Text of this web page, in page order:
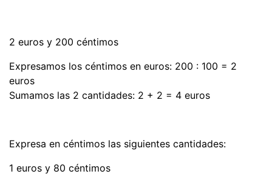
2 euros y 200 céntimos
Expresamos los céntimos en euros: 200 : 100 = 2
euros
Sumamos las 2 cantidades: 2 + 2 = 4 euros
Expresa en céntimos las siguientes cantidades:
1 euros y 80 céntimos